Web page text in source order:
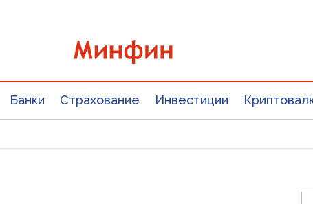
Банки Страхование Инвестиции